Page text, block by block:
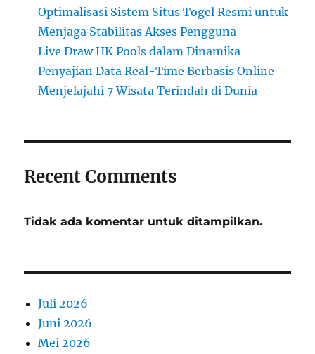
Optimalisasi Sistem Situs Togel Resmi untuk
Menjaga Stabilitas Akses Pengguna
Live Draw HK Pools dalam Dinamika
Penyajian Data Real-Time Berbasis Online
Menjelajahi 7 Wisata Terindah di Dunia
Recent Comments
Tidak ada komentar untuk ditampilkan.
Juli 2026
Juni 2026
Mei 2026